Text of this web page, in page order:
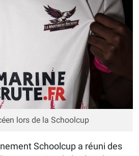
lors de la Schoolcup
Schoolcup a réuni des